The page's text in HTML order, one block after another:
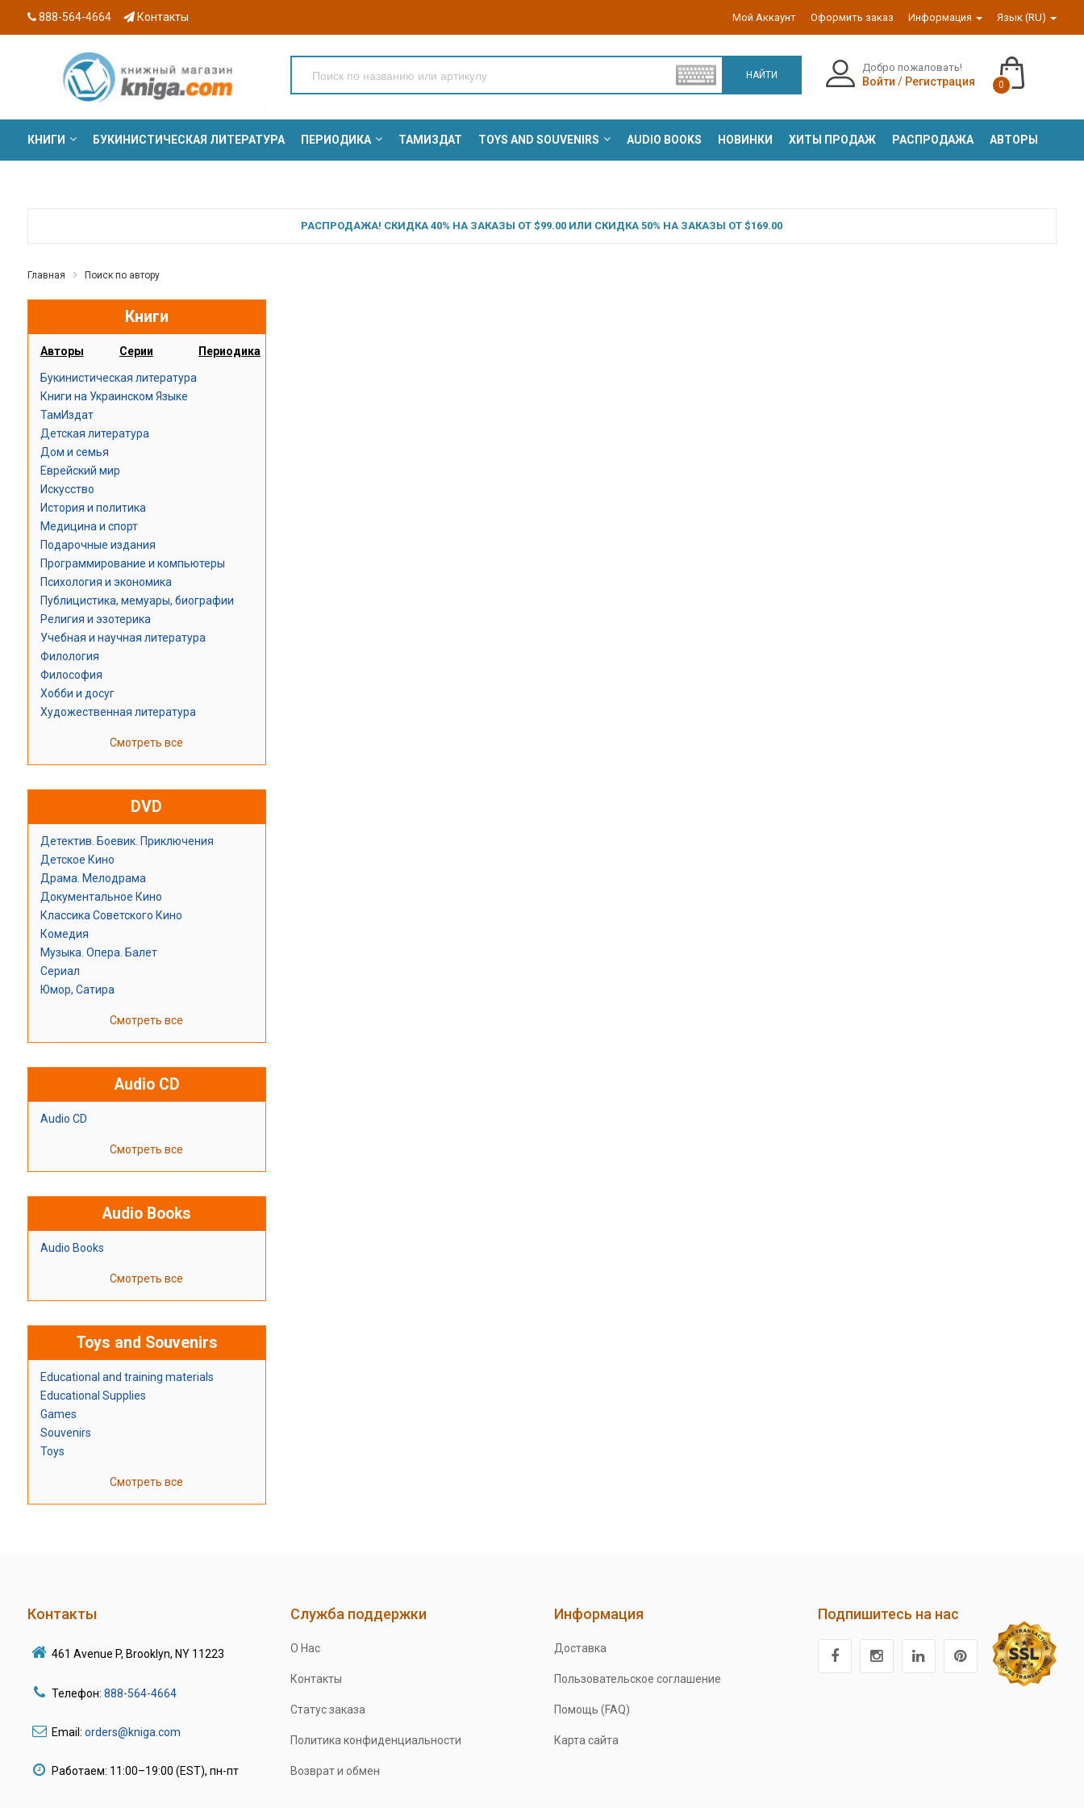
888-564-4664 Контакты Мой Аккаунт Оформить заказ Информация Язык (RU)
НАЙТИ
Добро пожаловать!
Войти / Регистрация 0
КНИГИ БУКИНИСТИЧЕСКАЯ ЛИТЕРАТУРА ПЕРИОДИКА ТАМИЗДАТ TOYS AND SOUVENIRS AUDIO BOOKS НОВИНКИ ХИТЫ ПРОДАЖ РАСПРОДАЖА АВТОРЫ
РАСПРОДАЖА! СКИДКА 40% НА ЗАКАЗЫ ОТ $99.00 ИЛИ СКИДКА 50% НА ЗАКАЗЫ ОТ $169.00
Главная Поиск по автору
Книги
Авторы Серии Периодика
Букинистическая литература
Книги на Украинском Языке
ТамИздат
Детская литература
Дом и семья
Еврейский мир
Искусство
История и политика
Медицина и спорт
Подарочные издания
Программирование и компьютеры
Психология и экономика
Публицистика, мемуары, биографии
Религия и эзотерика
Учебная и научная литература
Филология
Философия
Хобби и досуг
Художественная литература
Смотреть все
DVD
Детектив. Боевик. Приключения
Детское Кино
Драма. Мелодрама
Документальное Кино
Классика Советского Кино
Комедия
Музыка. Опера. Балет
Сериал
Юмор, Сатира
Смотреть все
Audio CD
Audio CD
Смотреть все
Audio Books
Audio Books
Смотреть все
Toys and Souvenirs
Educational and training materials
Educational Supplies
Games
Souvenirs
Toys
Смотреть все
Контакты
461 Avenue P, Brooklyn, NY 11223
Телефон: 888-564-4664
Email: orders@kniga.com
Работаем: 11:00–19:00 (EST), пн-пт
Служба поддержки
О Нас
Контакты
Статус заказа
Политика конфиденциальности
Возврат и обмен
Информация
Доставка
Пользовательское соглашение
Помощь (FAQ)
Карта сайта
Подпишитесь на нас